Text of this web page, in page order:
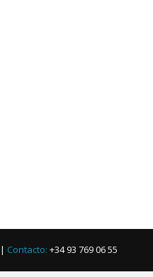
| Contacto: +34 93 769 06 55